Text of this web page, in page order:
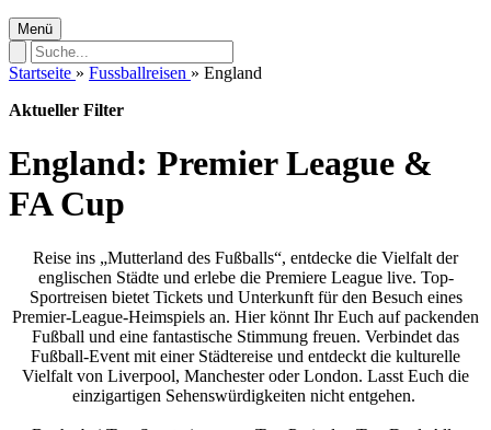
Menü
Startseite » Fussballreisen » England
Aktueller Filter
England: Premier League &
FA Cup
Reise ins „Mutterland des Fußballs“, entdecke die Vielfalt der
englischen Städte und erlebe die Premiere League live. Top-
Sportreisen bietet Tickets und Unterkunft für den Besuch eines
Premier-League-Heimspiels an. Hier könnt Ihr Euch auf packenden
Fußball und eine fantastische Stimmung freuen. Verbindet das
Fußball-Event mit einer Städtereise und entdeckt die kulturelle
Vielfalt von Liverpool, Manchester oder London. Lasst Euch die
einzigartigen Sehenswürdigkeiten nicht entgehen.